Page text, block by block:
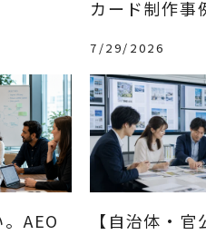
カード制作事
7/29/2026
AEO
【自治体・